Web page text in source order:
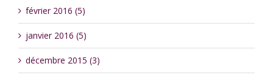
février 2016 (5)
janvier 2016 (5)
décembre 2015 (3)